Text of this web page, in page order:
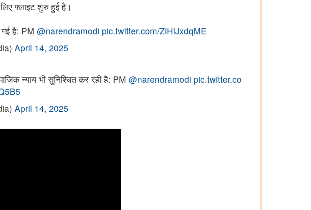
फ्लाइट शुरु हुई है।
गई है: PM @narendramodi pic.twitter.com/ZiHlJxdqME
April 14, 2025
न्याय भी सुनिश्चित कर रही है: PM @narendramodi pic.twitter.co
April 14, 2025